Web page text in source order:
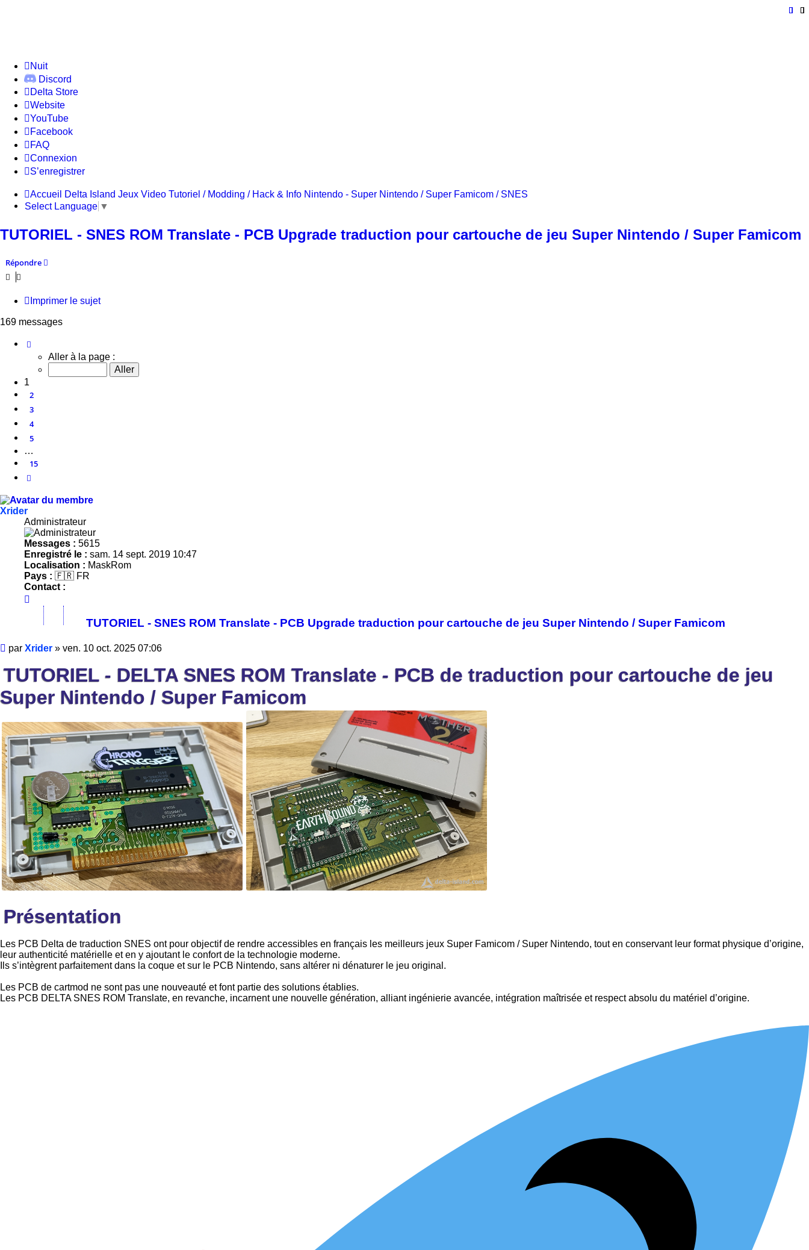
Nuit
Discord
Delta Store
Website
YouTube
Facebook
FAQ
Connexion
S’enregistrer
Accueil Delta Island Jeux Video Tutoriel / Modding / Hack & Info Nintendo - Super Nintendo / Super Famicom / SNES
Select Language ▼
TUTORIEL - SNES ROM Translate - PCB Upgrade traduction pour cartouche de jeu Super Nintendo / Super Famicom
Répondre
Imprimer le sujet
169 messages
Aller à la page :
1
2
3
4
5
…
15
Xrider
Administrateur
Messages : 5615
Enregistré le : sam. 14 sept. 2019 10:47
Localisation : MaskRom
Pays : 🇫🇷 FR
Contact :
TUTORIEL - SNES ROM Translate - PCB Upgrade traduction pour cartouche de jeu Super Nintendo / Super Famicom
Message
par Xrider » ven. 10 oct. 2025 07:06
TUTORIEL - DELTA SNES ROM Translate - PCB de traduction pour cartouche de jeu
Super Nintendo / Super Famicom
Présentation
Les PCB Delta de traduction SNES ont pour objectif de rendre accessibles en français les meilleurs jeux Super Famicom / Super Nintendo, tout en conservant leur format physique d’origine,
leur authenticité matérielle et en y ajoutant le confort de la technologie moderne.
Ils s’intègrent parfaitement dans la coque et sur le PCB Nintendo, sans altérer ni dénaturer le jeu original.
Les PCB de cartmod ne sont pas une nouveauté et font partie des solutions établies.
Les PCB DELTA SNES ROM Translate, en revanche, incarnent une nouvelle génération, alliant ingénierie avancée, intégration maîtrisée et respect absolu du matériel d’origine.